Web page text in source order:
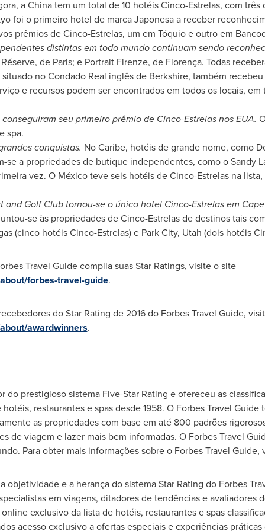
aChinatem um total de 10 hotéis Cinco-Estrelas, com
foi o primeiro hotel de marca Japonesa a receber
prêmios de Cinco-Estrelas, um em Tóquio e outro em
distintas em todo mundo continuam sendo
de Paris; e Portrait Firenze, de Florença. Todas
noCondado Real inglês de Berkshire, também
e recursos podem ser encontrados em todos os locais,
seu primeiro prêmio de Cinco-Estrelas nos EUA.
spa.
conquistas. NoCaribe, hotéis de grande nome, como
se a propriedades de butique independentes, como o Sandy
vez. O México teve seis hotéis de Cinco-Estrelas na
and Golf Club tornou-se o único hotel Cinco-Estrelas em
se às propriedades de Cinco-Estrelas de destinos tais
(cinco hotéis Cinco-Estrelas) e Park City, Utah (dois hotéis
Travel Guide compila suas Star Ratings, visite o site
forbes-travel-guide.
do Star Rating de 2016 do Forbes Travel Guide,
awardwinners.
do prestigioso sistema Five-Star Rating e ofereceu as
restaurantes e spas desde 1958. O Forbes Travel
as propriedades com base em até 800 padrões
de viagem e lazer mais bem informadas. O Forbes Travel
Para obter mais informações sobre o Forbes Travel Guide,
objetividade e a herança do sistema Star Rating do Forbes
em viagens, ditadores de tendências e avaliadores
exclusivo da lista de hotéis, restaurantes e spas
acesso exclusivo a ofertas especiais e experiências